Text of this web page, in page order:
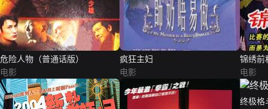
危险人物（普通话版）
电影
疯狂主妇
电影
锦绣前
电影
终极格